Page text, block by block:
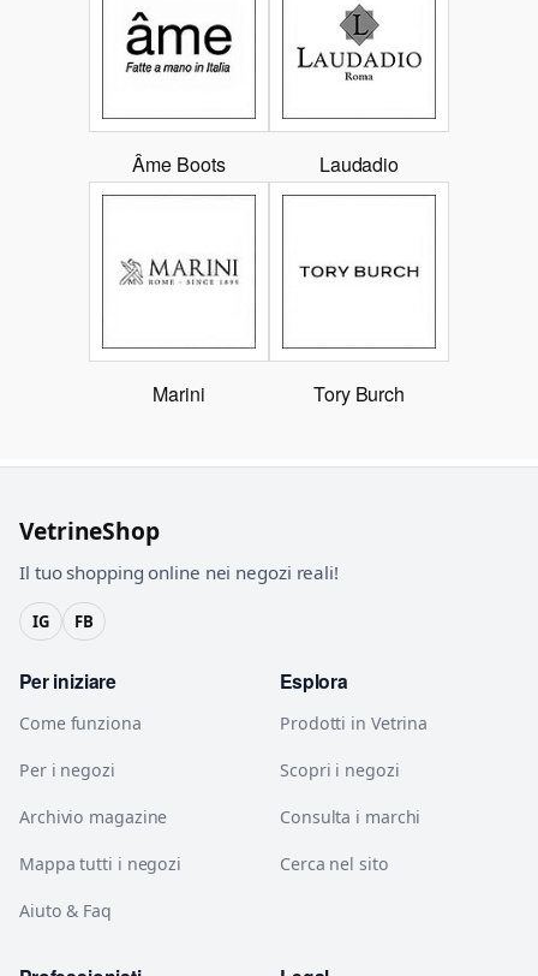
Âme Boots Laudadio
Marini Tory Burch
VetrineShop
Il tuo shopping online nei negozi reali!
IG FB
Per iniziare
Come funziona
Per i negozi
Archivio magazine
Mappa tutti i negozi
Aiuto & Faq
Esplora
Prodotti in Vetrina
Scopri i negozi
Consulta i marchi
Cerca nel sito